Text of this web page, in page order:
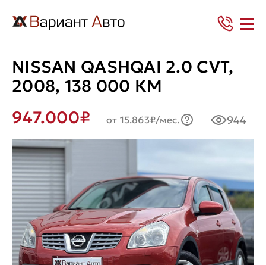
NISSAN QASHQAI 2.0 CVT,
2008, 138 000 КМ
947.000₽
от 15.863₽/мес. 944